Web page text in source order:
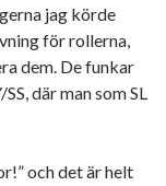
jag körde
för rollerna,
dem. De funkar
där man som SL
och det är helt